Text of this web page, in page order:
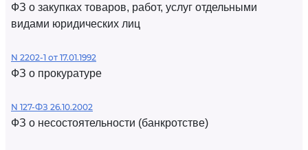
ФЗ о закупках товаров, работ, услуг отдельными
видами юридических лиц
N 2202-1 от 17.01.1992
ФЗ о прокуратуре
N 127-ФЗ 26.10.2002
ФЗ о несостоятельности (банкротстве)